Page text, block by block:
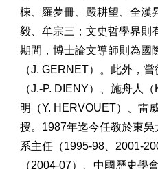
棟、羅夢冊、嚴耕望、全漢
毅、牟宗三；文史哲學界則
期間，博士論文導師則為國
（J. GERNET）。此外，
（J.-P. DIENY）、施舟人
明（Y. HERVOUET）、雷
授。1987年迄今任教於東
系主任（1995-98、2001-
（2004-07）、中國歷史學